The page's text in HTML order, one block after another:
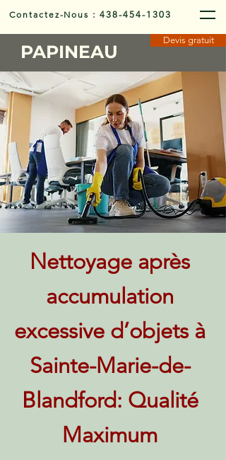
Contactez-Nous :438-454-1303
PAPINEAU
Devis gratuit
Nettoyage après
accumulation
excessive d’objets à
Sainte-Marie-de-
Blandford: Qualité
Maximum